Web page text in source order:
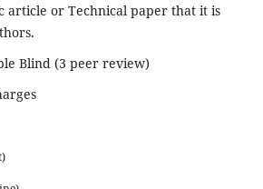
article or Technical paper that it is
Blind (3 peer review)